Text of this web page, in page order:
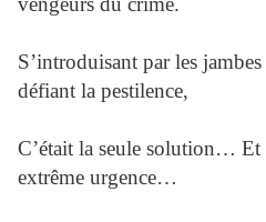
S’introduisant par les
défiant la pestilence,
C’était la seule solution… Et
extrême urgence…